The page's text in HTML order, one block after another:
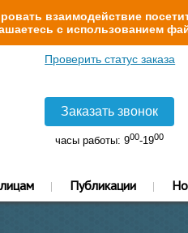
взаимодействие
с использованием
Проверить статус заказа
Заказать звонок
часы работы: 900-1900
Публикации